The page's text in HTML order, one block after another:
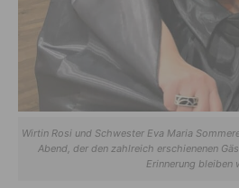
Wirtin Rosi und Schwester Eva Maria
Abend, der den zahlreich erschienenen
Erinnerung bleiben